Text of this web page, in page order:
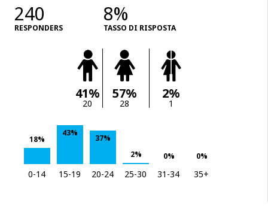
240
RESPONDERS
8%
TASSO DI RISPOSTA
41%
20
57%
28
2%
1
18%
43%
37%
2%
0% 0%
0-14 15-19 20-24 25-30 31-34 35+